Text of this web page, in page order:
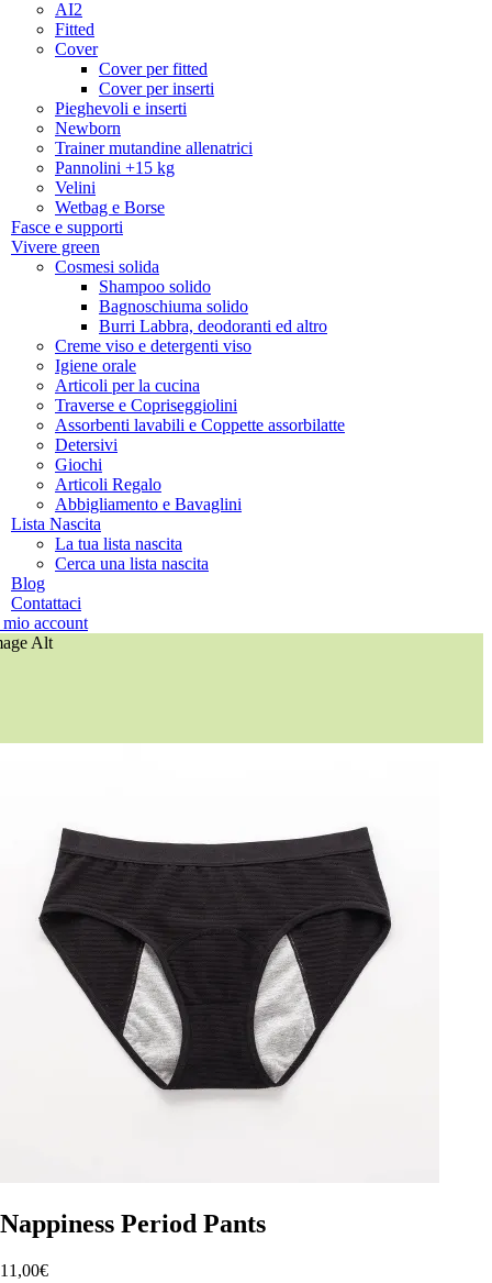
AI2
Fitted
Cover
Cover per fitted
Cover per inserti
Pieghevoli e inserti
Newborn
Trainer mutandine allenatrici
Pannolini +15 kg
Velini
Wetbag e Borse
Fasce e supporti
Vivere green
Cosmesi solida
Shampoo solido
Bagnoschiuma solido
Burri Labbra, deodoranti ed altro
Creme viso e detergenti viso
Igiene orale
Articoli per la cucina
Traverse e Copriseggiolini
Assorbenti lavabili e Coppette assorbilatte
Detersivi
Giochi
Articoli Regalo
Abbigliamento e Bavaglini
Lista Nascita
La tua lista nascita
Cerca una lista nascita
Blog
Contattaci
account
Nappiness Period Pants
11,00€